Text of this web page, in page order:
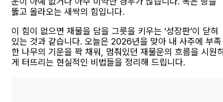
뚫고 올라오는 새싹의 힘입니다.
이 힘이 없으면 재물을 담을 그릇을 키우는 ‘성장판’이 닫혀
있는 것과 같습니다. 오늘은 2026년을 맞아 내 사주에 부족
한 나무의 기운을 꽉 채워, 멈춰있던 재물운의 흐름을 시원
게 터뜨리는 현실적인 비법들을 정리해 드립니다.